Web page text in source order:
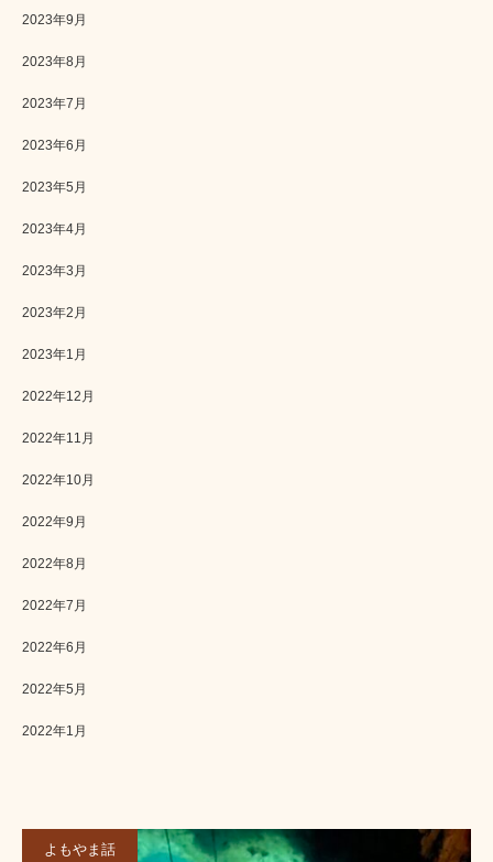
2023年9月
2023年8月
2023年7月
2023年6月
2023年5月
2023年4月
2023年3月
2023年2月
2023年1月
2022年12月
2022年11月
2022年10月
2022年9月
2022年8月
2022年7月
2022年6月
2022年5月
2022年1月
よもやま話